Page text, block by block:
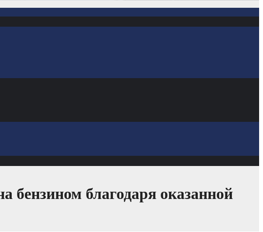
бензином благодаря оказанной